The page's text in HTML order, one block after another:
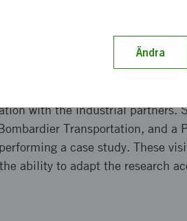
are vital for ITEA2-
with the industrial partners.
Transportation, and a
a case study. These
ability to adapt the research
Ändra